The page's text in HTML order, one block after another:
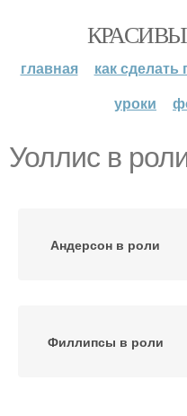
главная как сделать
уроки
Уоллис в
Андерсон в роли
Филлипсы в роли